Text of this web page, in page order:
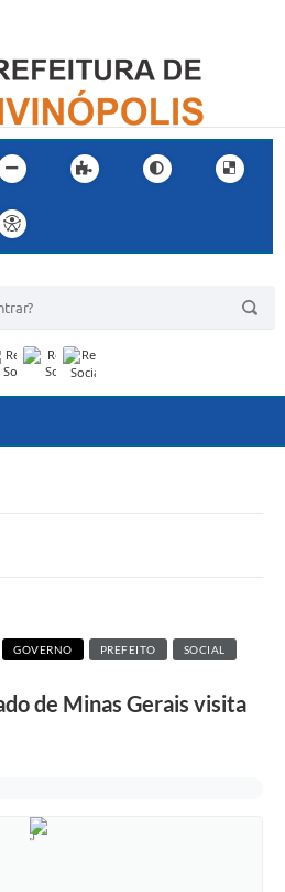
GOVERNO PREFEITO SOCIAL
de Minas Gerais visita